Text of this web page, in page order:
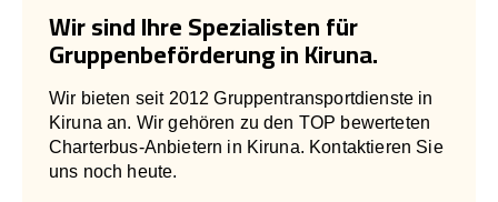
Wir sind Ihre Spezialisten für
Gruppenbeförderung in Kiruna.
Wir bieten seit 2012 Gruppentransportdienste in
Kiruna an. Wir gehören zu den TOP bewerteten
Charterbus-Anbietern in Kiruna. Kontaktieren Sie
uns noch heute.